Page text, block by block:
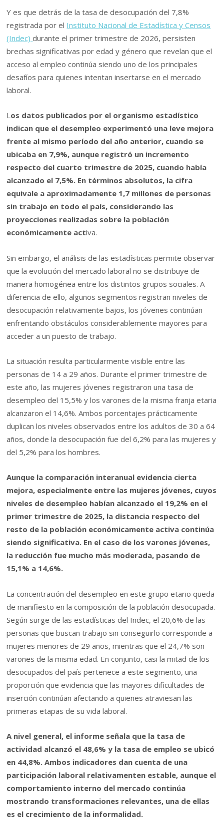
Y es que detrás de la tasa de desocupación del 7,8%
registrada por el Instituto Nacional de Estadística y Censos
(Indec)durante el primer trimestre de 2026, persisten
brechas significativas por edad y género que revelan que el
acceso al empleo continúa siendo uno de los principales
desafíos para quienes intentan insertarse en el mercado
laboral.
Los datos publicados por el organismo estadístico
indican que el desempleo experimentó una leve mejora
frente al mismo período del año anterior, cuando se
ubicaba en 7,9%, aunque registró un incremento
respecto del cuarto trimestre de 2025, cuando había
alcanzado el 7,5%. En términos absolutos, la cifra
equivale a aproximadamente 1,7 millones de personas
sin trabajo en todo el país, considerando las
proyecciones realizadas sobre la población
económicamente activa.
Sin embargo, el análisis de las estadísticas permite observar
que la evolución del mercado laboral no se distribuye de
manera homogénea entre los distintos grupos sociales. A
diferencia de ello, algunos segmentos registran niveles de
desocupación relativamente bajos, los jóvenes continúan
enfrentando obstáculos considerablemente mayores para
acceder a un puesto de trabajo.
La situación resulta particularmente visible entre las
personas de 14 a 29 años. Durante el primer trimestre de
este año, las mujeres jóvenes registraron una tasa de
desempleo del 15,5% y los varones de la misma franja etaria
alcanzaron el 14,6%. Ambos porcentajes prácticamente
duplican los niveles observados entre los adultos de 30 a 64
años, donde la desocupación fue del 6,2% para las mujeres y
del 5,2% para los hombres.
Aunque la comparación interanual evidencia cierta
mejora, especialmente entre las mujeres jóvenes, cuyos
niveles de desempleo habían alcanzado el 19,2% en el
primer trimestre de 2025, la distancia respecto del
resto de la población económicamente activa continúa
siendo significativa. En el caso de los varones jóvenes,
la reducción fue mucho más moderada, pasando de
15,1% a 14,6%.
La concentración del desempleo en este grupo etario queda
de manifiesto en la composición de la población desocupada.
Según surge de las estadísticas del Indec, el 20,6% de las
personas que buscan trabajo sin conseguirlo corresponde a
mujeres menores de 29 años, mientras que el 24,7% son
varones de la misma edad. En conjunto, casi la mitad de los
desocupados del país pertenece a este segmento, una
proporción que evidencia que las mayores dificultades de
inserción continúan afectando a quienes atraviesan las
primeras etapas de su vida laboral.
A nivel general, el informe señala que la tasa de
actividad alcanzó el 48,6% y la tasa de empleo se ubicó
en 44,8%. Ambos indicadores dan cuenta de una
participación laboral relativamenten estable, aunque el
comportamiento interno del mercado continúa
mostrando transformaciones relevantes, una de ellas
es el crecimiento de la informalidad.